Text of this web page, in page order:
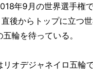
年9月の世界選手権
後からトップに立つ
輪を待っている。
リオデジャネイロ五輪